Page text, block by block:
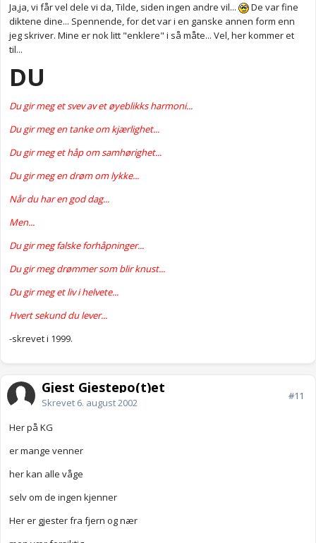
Ja,ja, vi får vel dele vi da, Tilde, siden ingen andre vil...
De var fine
diktene dine... Spennende, for det var i en ganske annen form enn
jeg skriver. Mine er nok litt "enklere" i så måte... Vel, her kommer et
til...
DU
Du gir meg et svev av et øyeblikks harmoni...
Du gir meg en tanke om kjærlighet...
Du gir meg et håp om samhørighet...
Du gir meg en drøm om lykke...
Når du har en god dag...
Men...
Du gir meg falske forhåpninger...
Du gir meg drømmer som blir knust...
Du gir meg et liv i helvete...
Hvert sekund du lever...
-skrevet i 1999.
Gjest Gjestepo(t)et
Skrevet 6. august 2002
#11
Her på KG
er mange venner
her kan alle våge
selv om de ingen kjenner
Her er gjester fra fjern og nær